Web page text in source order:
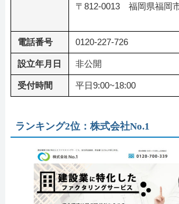
〒812-0013 福岡県福岡
電話番号 0120-227-726
設立年月日 非公開
受付時間 平日9:00~18:00
ランキング2位：株式会社No.1